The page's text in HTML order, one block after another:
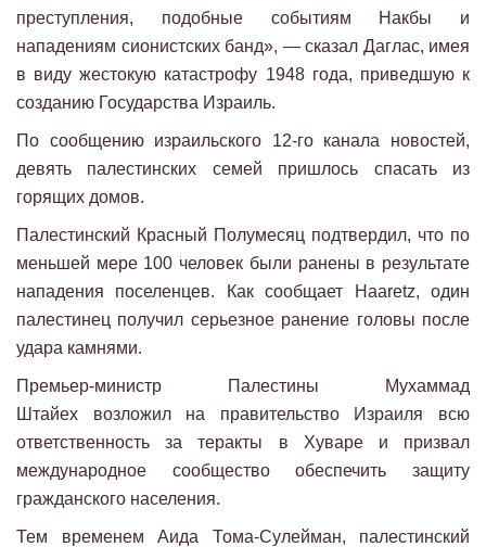
преступления, подобные событиям Накбы и
нападениям сионистских банд», — сказал Даглас, имея
в виду жестокую катастрофу 1948 года, приведшую к
созданию Государства Израиль.
По сообщению израильского 12-го канала новостей,
девять палестинских семей пришлось спасать из
горящих домов.
Палестинский Красный Полумесяц подтвердил, что по
меньшей мере 100 человек были ранены в результате
нападения поселенцев. Как сообщает Haaretz, один
палестинец получил серьезное ранение головы после
удара камнями.
Премьер-министр Палестины Мухаммад
Штайех возложил на правительство Израиля всю
ответственность за теракты в Хуваре и призвал
международное сообщество обеспечить защиту
гражданского населения.
Тем временем Аида Тома-Сулейман, палестинский